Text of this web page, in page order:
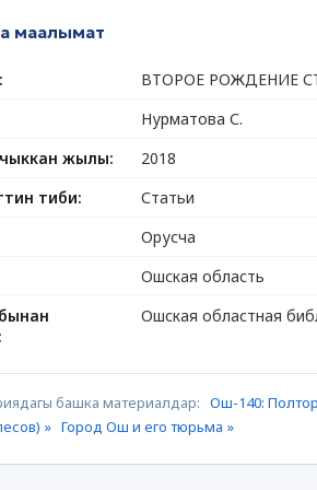
маалымат
ВТОРОЕ РОЖДЕНИЕ
Нурматова С.
жылы:
2018
тиби:
Статьи
Орусча
Ошская область
Ошская областная
башка материалдар: Ош-140:
» Город Ош и его тюрьма »